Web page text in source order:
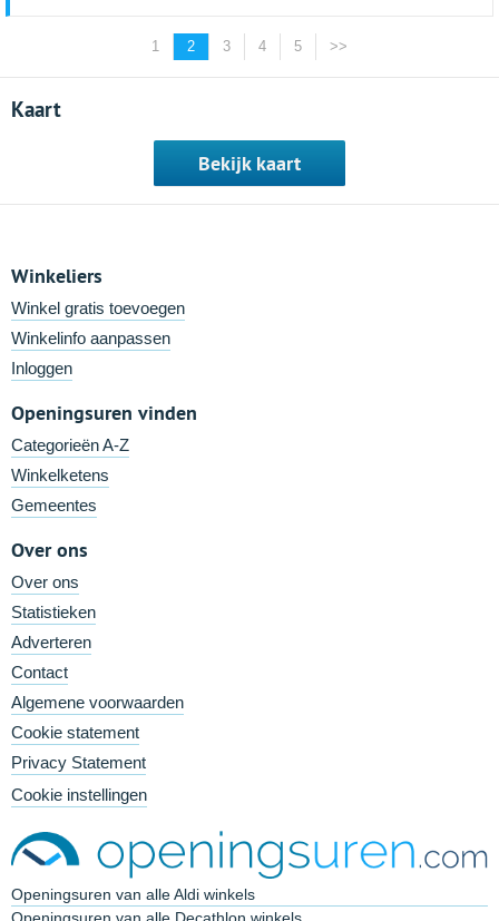
1 2 3 4 5 >>
Kaart
Bekijk kaart
Winkeliers
Winkel gratis toevoegen
Winkelinfo aanpassen
Inloggen
Openingsuren vinden
Categorieën A-Z
Winkelketens
Gemeentes
Over ons
Over ons
Statistieken
Adverteren
Contact
Algemene voorwaarden
Cookie statement
Privacy Statement
Cookie instellingen
Openingsuren van alle Aldi winkels